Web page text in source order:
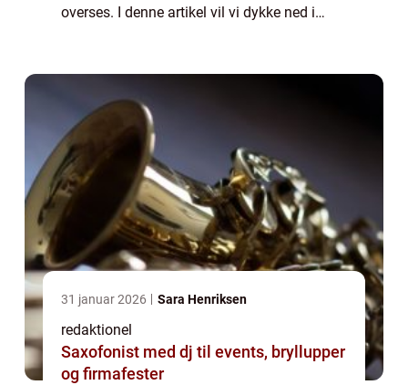
overses. I denne artikel vil vi dykke ned i
31 januar 2026 Sara Henriksen
redaktionel
Saxofonist med dj til events, bryllupper
og firmafester